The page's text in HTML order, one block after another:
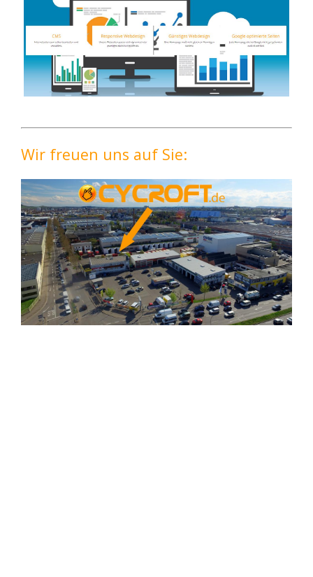
Wir freuen uns auf Sie: